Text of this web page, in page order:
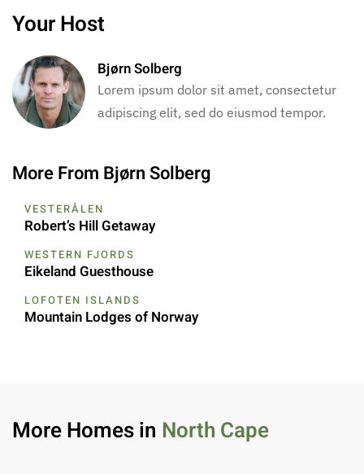
Your Host
Bjørn Solberg
Lorem ipsum dolor sit amet, consectetur
adipiscing elit, sed do eiusmod tempor.
More From Bjørn Solberg
VESTERÅLEN
Robert’s Hill Getaway
WESTERN FJORDS
Eikeland Guesthouse
LOFOTEN ISLANDS
Mountain Lodges of Norway
More Homes in North Cape